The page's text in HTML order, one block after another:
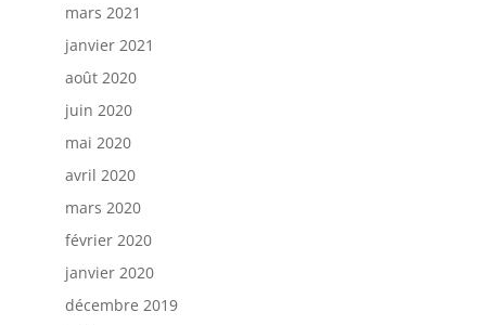
mars 2021
janvier 2021
août 2020
juin 2020
mai 2020
avril 2020
mars 2020
février 2020
janvier 2020
décembre 2019